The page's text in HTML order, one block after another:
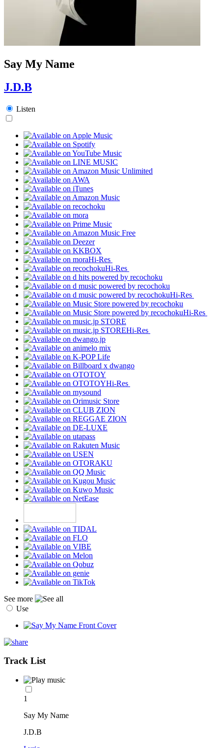
Say My Name
J.D.B
Listen
Hi-Res
Hi-Res
Hi-Res
Hi-Res
Hi-Res
Hi-Res
See more
Use
Track List
1
Say My Name
J.D.B